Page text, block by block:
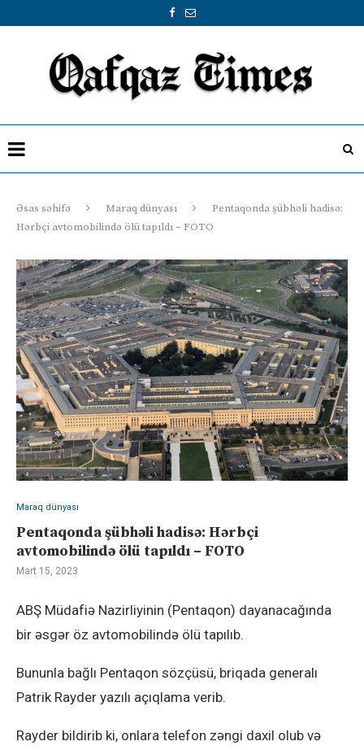
Əsas səhifə Maraq dünyası
Pentaqonda şübhəli hadisə:
Hərbçi avtomobilində ölü tapıldı – FOTO
Maraq dünyası
Pentaqonda şübhəli hadisə: Hərbçi
avtomobilində ölü tapıldı – FOTO
Mart 15, 2023
ABŞ Müdafiə Nazirliyinin (Pentaqon) dayanacağında
bir əsgər öz avtomobilində ölü tapılıb.
Bununla bağlı Pentaqon sözçüsü, briqada generalı
Patrik Rayder yazılı açıqlama verib.
Rayder bildirib ki, onlara telefon zəngi daxil olub və